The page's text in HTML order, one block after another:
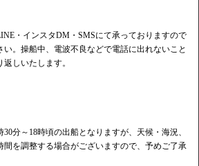
・インスタDM・SMSにて承っておりますので
い。操船中、電波不良などで電話に出れないこと
しいたします。
分～18時頃の出船となりますが、天候・海況、
間を調整する場合がございますので、予めご了承